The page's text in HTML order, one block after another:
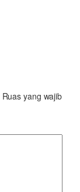
Ruas yang wajib